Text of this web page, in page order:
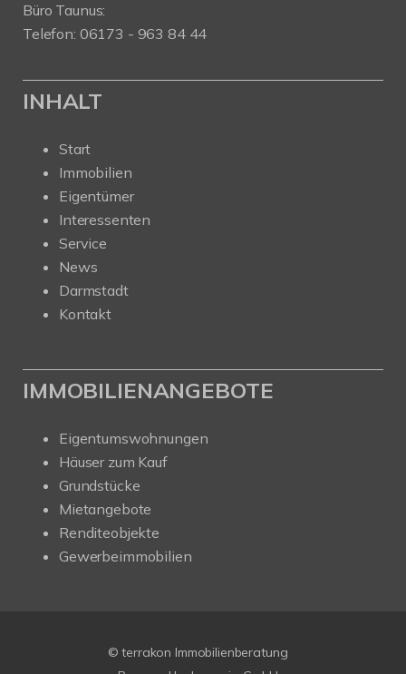
Büro Taunus:
Telefon: 06173 - 963 84 44
INHALT
Start
Immobilien
Eigentümer
Interessenten
Service
News
Darmstadt
Kontakt
IMMOBILIENANGEBOTE
Eigentumswohnungen
Häuser zum Kauf
Grundstücke
Mietangebote
Renditeobjekte
Gewerbeimmobilien
© terrakon Immobilienberatung